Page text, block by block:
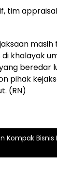
tim
khalayak
beredar
pihak
(RN)
Kompak Bisnis